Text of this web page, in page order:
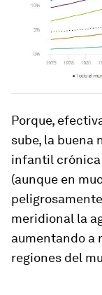
Porque,
sube, la buena
infantil crónica
(aunque en
meridional la
aumentando a
regiones del